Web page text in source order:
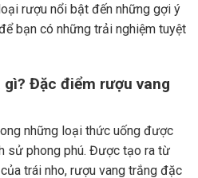
rượu nổi bật đến những gợi ý
bạn có những trải nghiệm tuyệt
gì? Đặc điểm rượu vang
những loại thức uống được
sử phong phú. Được tạo ra từ
trái nho, rượu vang trắng đặc